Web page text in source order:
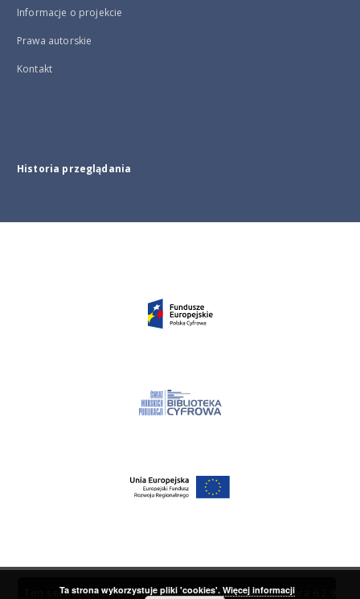
Informacje o projekcie
Prawa autorskie
Kontakt
Historia przeglądania
Ten serwis działa dzięki oprogramowaniuDInGO dLibra 6.2.9
Ta strona wykorzystuje pliki 'cookies'. Więcej informacji